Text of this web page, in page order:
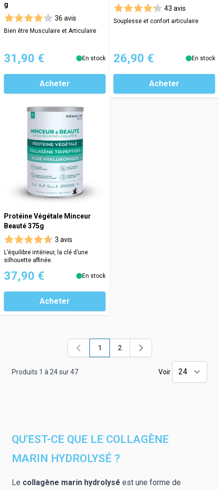
g
36 avis
Bien être Musculaire et Articulaire
31,90 € En stock
Acheter
43 avis
Souplesse et confort articulaire
26,90 € En stock
Acheter
Protéine Végétale Minceur
Beauté 375g
3 avis
L’équilibre intérieur, la clé d’une
silhouette affinée.
37,90 € En stock
Acheter
Produits 1 à 24sur47
Vous lisez actuellement la page
1
Page
2
Voir
QU'EST-CE QUE LE COLLAGÈNE
MARIN HYDROLYSÉ ?
Le collagène marin hydrolysé est une forme de